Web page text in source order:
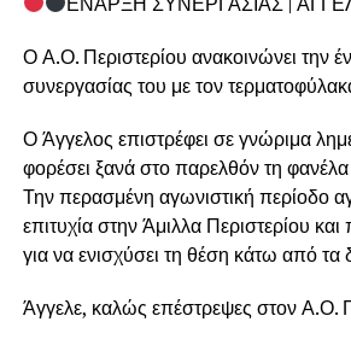
Ο Α.Ο. Περιστερίου ανακοινώνει την
συνεργασίας του με τον
Ο Άγγελος επιστρέφει σε γνώριμα
φορέσει ξανά στο παρελθόν τη
Την περασμένη αγωνιστική περίοδο
επιτυχία στην Άμιλλα Περιστερίου και
για να ενισχύσει τη θέση κάτω από τα
Άγγελε, καλώς επέστρεψες στον Α.Ο.